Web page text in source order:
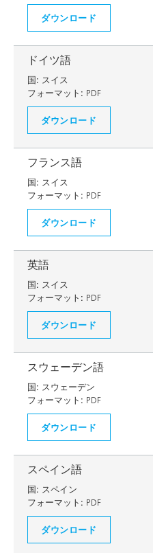
ダウンロード
ドイツ語
国: スイス
フォーマット: PDF
ダウンロード
フランス語
国: スイス
フォーマット: PDF
ダウンロード
英語
国: スイス
フォーマット: PDF
ダウンロード
スウェーデン語
国: スウェーデン
フォーマット: PDF
ダウンロード
スペイン語
国: スペイン
フォーマット: PDF
ダウンロード